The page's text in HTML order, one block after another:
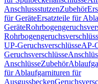
AnschlussstutzenZubehör
für GeräteErsatzteile für
Geräte
UP-GeruchsverschlüsseAP-
Geruchsverschlüsse
AnschlüsseZubehör
für Ablaufgarnituren für
Ausgussbecken